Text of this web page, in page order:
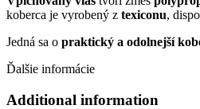
koberca je vyrobený z texiconu,
Jedná sa o praktický a odolnejší
Ďalšie informácie
Additional information